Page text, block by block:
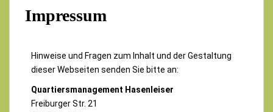
Impressum
Hinweise und Fragen zum Inhalt und der Gestaltung
dieser Webseiten senden Sie bitte an:
Quartiersmanagement Hasenleiser
Freiburger Str. 21